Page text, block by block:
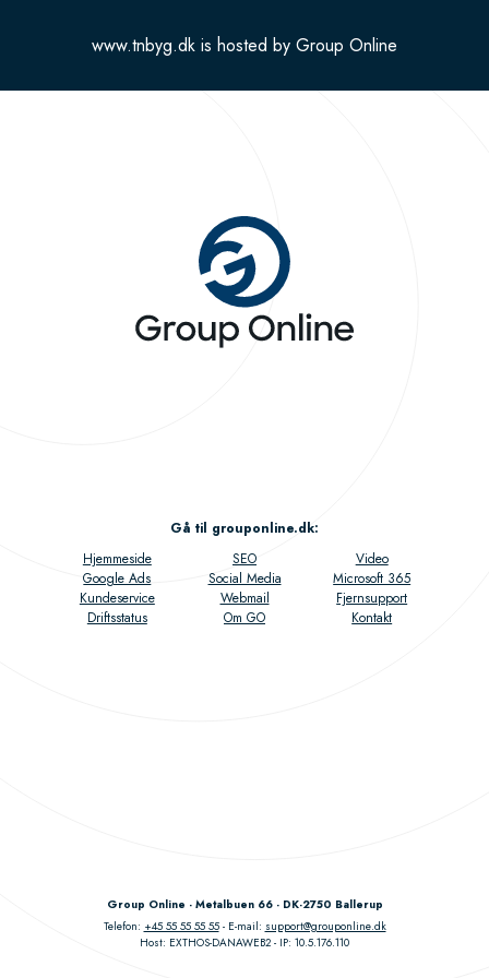
www.tnbyg.dk is hosted by Group Online
Gå til grouponline.dk:
Hjemmeside
SEO
Video
Google Ads
Social Media
Microsoft 365
Kundeservice
Webmail
Fjernsupport
Driftsstatus
Om GO Kontakt
Group Online - Metalbuen 66 - DK-2750 Ballerup
Telefon: +45 55 55 55 55 E-mail: support@grouponline.dk
Host: EXTHOS-DANAWEB2 IP: 10.5.176.110